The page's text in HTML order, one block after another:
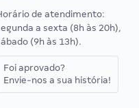
de atendimento:
a sexta (8h às 20h),
(9h às 13h).
Foi aprovado?
Envie-nos a sua história!